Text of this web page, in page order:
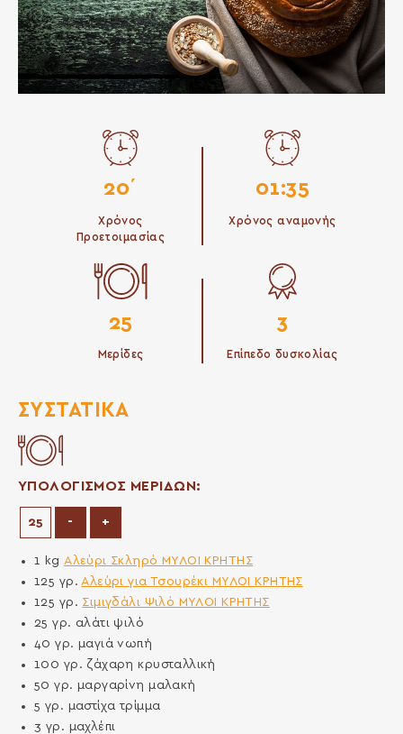
20΄
Χρόνος
Προετοιμασίας
01:35
Χρόνος αναμονής
25
Μερίδες
3
Επίπεδο δυσκολίας
ΣΥΣΤΑΤΙΚΆ
ΥΠΟΛΟΓΙΣΜΟΣ ΜΕΡΙΔΩΝ:
- Μείωση μερίδων
+Αύξηση μερίδων
1 kg Αλεύρι Σκληρό ΜΥΛΟΙ ΚΡΗΤΗΣ
125 γρ. Αλεύρι για Τσουρέκι ΜΥΛΟΙ ΚΡΗΤΗΣ
125 γρ. Σιμιγδάλι Ψιλό ΜΥΛΟΙ ΚΡΗΤΗΣ
25γρ. αλάτι ψιλό
40γρ. μαγιά νωπή
100 γρ. ζάχαρη κρυσταλλική
50γρ. μαργαρίνη μαλακή
5 γρ. μαστίχα τρίμμα
3 γρ. μαχλέπι